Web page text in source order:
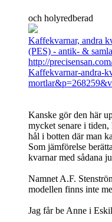
och holyredberad
Kaffekvarnar, andra
(PES) - antik- &
http://
Kaffekvarnar-andra-
Kanske gör den här
mycket senare i
hål i botten där man
Som jämförelse
kvarnar med sådana
Namnet A.F.
modellen finns inte
Jag får be Anne i